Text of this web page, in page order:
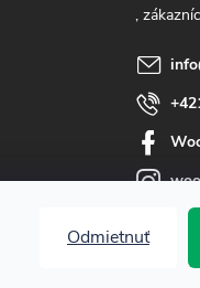
Odmietnuť
info